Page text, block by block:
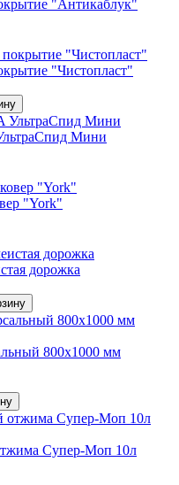
"Антикаблук"
"Чистопласт"
Мини
"York"
дорожка
800х1000 мм
Супер-Моп 10л